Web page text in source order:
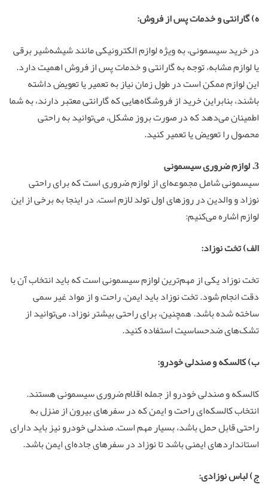
ه) گارانتی و خدمات پس از فروش:
در خرید سیسمونی، به ویژه لوازم الکترونیکی مانند شیشه‌شیر برقی
یا لوازم مشابه، توجه به گارانتی و خدمات پس از فروش اهمیت دارد.
این لوازم ممکن است در طول زمان نیاز به تعمیر یا تعویض داشته
باشند، بنابراین خرید از فروشگاه‌هایی که گارانتی معتبر دارند، به شما
اطمینان می‌دهد که در صورت بروز مشکل، می‌توانید به راحتی
محصول را تعویض یا تعمیر کنید.
3. لوازم ضروری سیسمونی
سیسمونی شامل مجموعه‌ای از لوازم ضروری است که برای راحتی
نوزاد و والدین در روزهای اول تولد لازم است. در اینجا به برخی از این
لوازم اشاره می‌کنیم:
الف) تخت نوزاد:
تخت نوزاد یکی از مهم‌ترین لوازم سیسمونی است که باید انتخاب آن با
دقت انجام شود. تخت نوزاد باید ایمن، راحت و از مواد غیر سمی
ساخته شده باشد. همچنین، برای راحتی بیشتر نوزاد، می‌توانید از
تشک‌های ضدحساسیت استفاده کنید.
ب) کالسکه و صندلی خودرو:
کالسکه و صندلی خودرو از جمله اقلام ضروری سیسمونی هستند.
انتخاب کالسکه‌ای راحت و ایمن که در سفرهای بیرون از منزل به
راحتی قابل حمل باشد، بسیار مهم است. صندلی خودرو نیز باید دارای
استانداردهای ایمنی باشد تا نوزاد در سفرهای جاده‌ای ایمن باشد.
ج) لباس نوزادی: